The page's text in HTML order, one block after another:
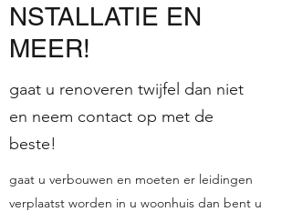
NSTALLATIE EN
MEER!
gaat u renoveren twijfel dan niet
en neem contact op met de
beste!
gaat u verbouwen en moeten er leidingen
verplaatst worden in u woonhuis dan bent u